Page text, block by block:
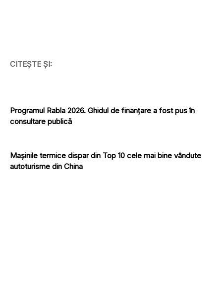
CITEȘTE ȘI:
Programul Rabla 2026. Ghidul de finanțare a fost pus în
consultare publică
Mașinile termice dispar din Top 10 cele mai bine vândute
autoturisme din China